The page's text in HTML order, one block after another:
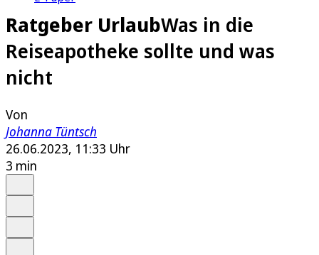
Ratgeber UrlaubWas in die
Reiseapotheke sollte und was
nicht
Von
Johanna Tüntsch
26.06.2023, 11:33 Uhr
3 min